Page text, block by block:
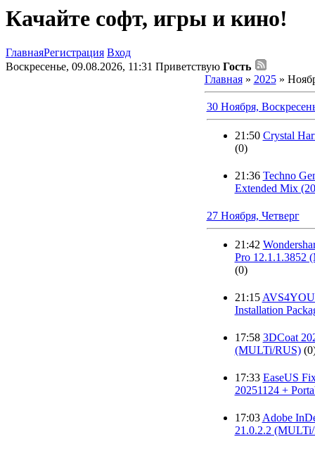
Качайте софт, игры и кино!
ГлавнаяРегистрация Вход
Воскресенье, 09.08.2026, 11:31 Приветствую Гость
Главная» 2025 »
30 Ноября,
21:50 Crystal
(0)
21:36 Techno
Extended Mix
27 Ноября, Четверг
21:42
Pro 12.1.1.3852
(0)
21:15
Installation
17:58 3DCoat
(MULTi/RUS)
17:33 EaseUS
20251124 +
17:03 Adobe
21.0.2.2